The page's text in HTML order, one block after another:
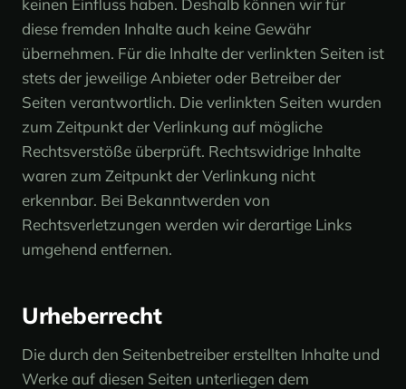
keinen Einfluss haben. Deshalb können wir für
diese fremden Inhalte auch keine Gewähr
übernehmen. Für die Inhalte der verlinkten Seiten ist
stets der jeweilige Anbieter oder Betreiber der
Seiten verantwortlich. Die verlinkten Seiten wurden
zum Zeitpunkt der Verlinkung auf mögliche
Rechtsverstöße überprüft. Rechtswidrige Inhalte
waren zum Zeitpunkt der Verlinkung nicht
erkennbar. Bei Bekanntwerden von
Rechtsverletzungen werden wir derartige Links
umgehend entfernen.
Urheberrecht
Die durch den Seitenbetreiber erstellten Inhalte und
Werke auf diesen Seiten unterliegen dem